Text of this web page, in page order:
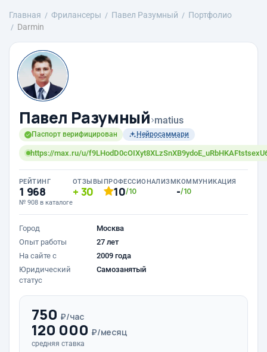
Главная Фрилансеры Павел Разумный
Портфолио
Darmin
Павел Разумный›matius
Паспорт верифицирован Нейросаммари
https://max.ru/u/
РЕЙТИНГ
1 968
№ 908 в каталоге
ОТЗЫВЫ
30
ПРОФЕССИОНАЛИЗМ
10/10
КОММУНИКАЦИЯ
-/10
Город
Москва
Опыт работы
27 лет
На сайте с
2009 года
Юридический
статус
Самозанятый
750 ₽/час
120 000 ₽/месяц
средняя ставка